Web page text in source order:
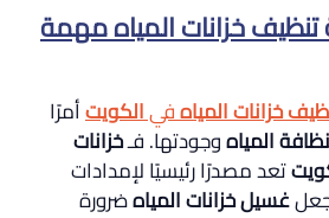
تنظيف خزانات المياه مهمة
خزانات المياهفيالكويتأمرًا
نظافة المياهوجودتها. فـخزانات
تعد مصدرًا رئيسيًا لإمدادات
غسيل خزانات المياهضرورة